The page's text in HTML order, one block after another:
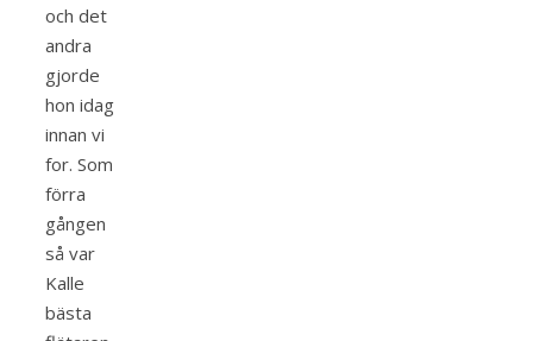
och det
andra
gjorde
hon idag
innan vi
for. Som
förra
gången
så var
Kalle
bästa